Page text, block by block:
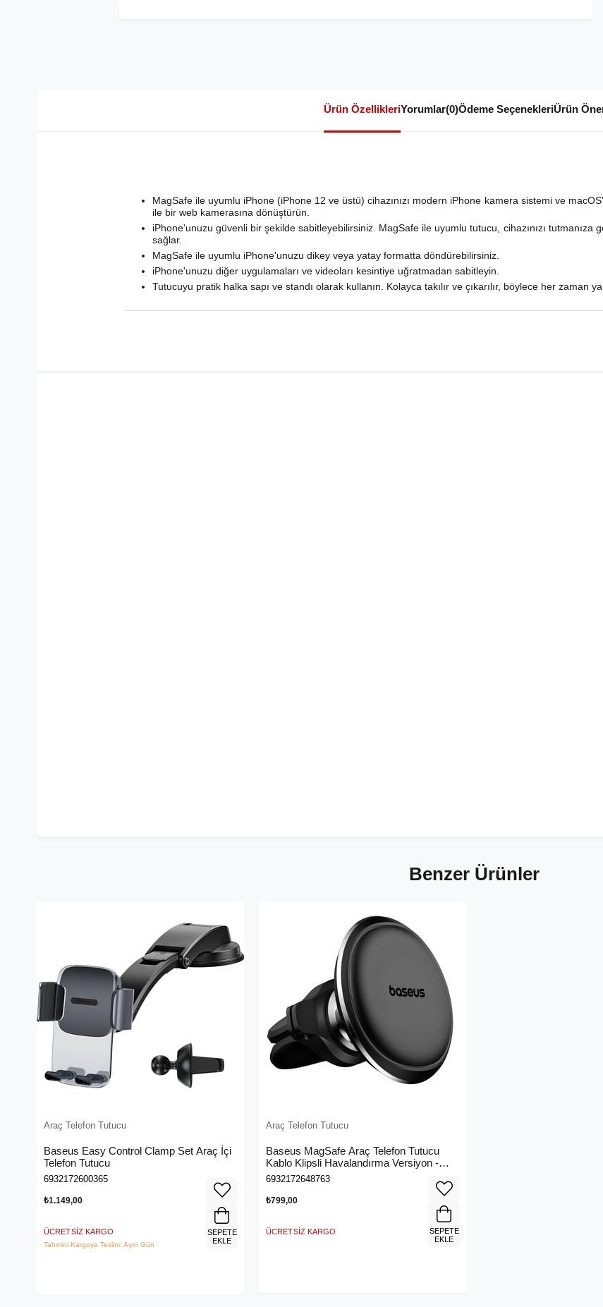
Ürün ÖzellikleriYorumlar(0)Ödeme SeçenekleriÜrün
MagSafe ile uyumlu iPhone (iPhone 12 ve üstü) cihazınızı modern iPhone kamera sistemi ve
ile bir web kamerasına dönüştürün.
iPhone'unuzu güvenli bir şekilde sabitleyebilirsiniz. MagSafe ile uyumlu tutucu, cihazınızı tutmanıza
sağlar.
MagSafe ile uyumlu iPhone'unuzu dikey veya yatay formatta döndürebilirsiniz.
iPhone'unuzu diğer uygulamaları ve videoları kesintiye uğratmadan sabitleyin.
Tutucuyu pratik halka sapı ve standı olarak kullanın. Kolayca takılır ve çıkarılır, böylece her zaman
Benzer Ürünler
Araç Telefon Tutucu
Baseus Easy Control Clamp Set Araç İçi
Telefon Tutucu
6932172600365
₺1.149,00
ÜCRETSIZ KARGO
Tahmini Kargoya Teslim: Aynı Gün
SEPETE
EKLE
Araç Telefon Tutucu
Baseus MagSafe Araç Telefon Tutucu
Kablo Klipsli Havalandırma Versiyon -
Siyah C40141201113-00
6932172648763
₺799,00
ÜCRETSIZ KARGO
SEPETE
EKLE